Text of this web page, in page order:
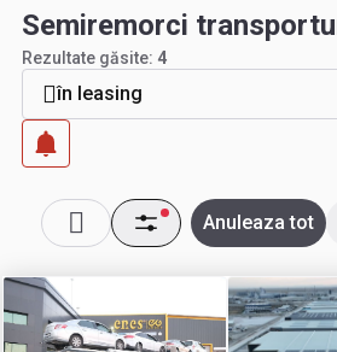
Semiremorci
Rezultate găsite: 4
în leasing
Anuleaza tot